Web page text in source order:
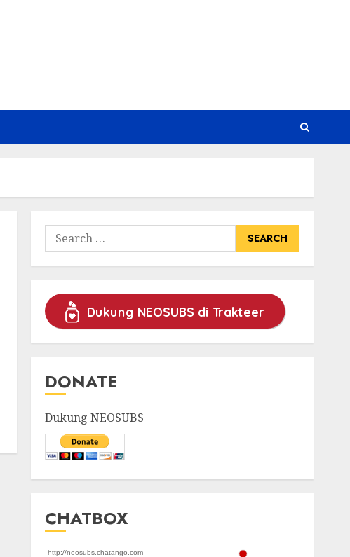
Search
for:
Dukung NEOSUBS di Trakteer
DONATE
Dukung NEOSUBS
CHATBOX